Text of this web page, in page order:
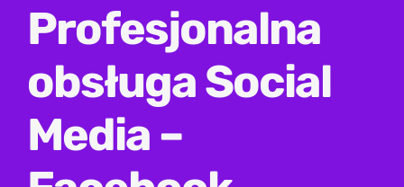
Profesjonalna
obsługa Social
Media –